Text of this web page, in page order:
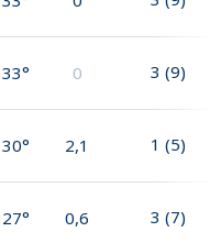
33° 0 3 (9)
30° 2,1 1 (5)
27° 0,6 3 (7)